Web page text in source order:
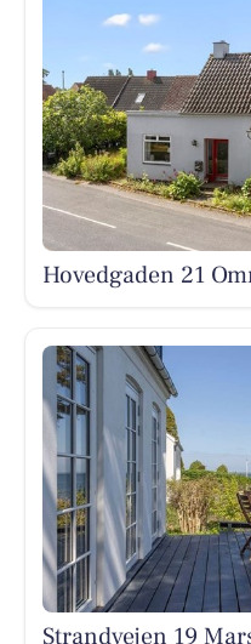
Hovedgaden 21
Strandvejen 19